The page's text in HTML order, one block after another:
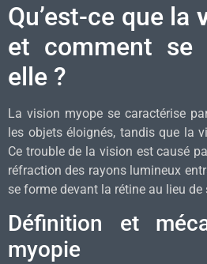
Qu’est-ce que la
et comment se
elle ?
La vision myope se caractérise
les objets éloignés, tandis que la
Ce trouble de la vision est causé
réfraction des rayons lumineux
se forme devant la rétine au lieu de
Définition et
myopie